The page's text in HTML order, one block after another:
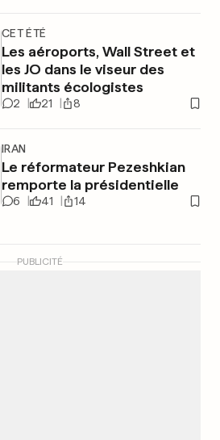
CET ÉTÉ
Les aéroports, Wall Street et
les JO dans le viseur des
militants écologistes
2 21 8
IRAN
Le réformateur Pezeshkian
remporte la présidentielle
6 41 14
PUBLICITÉ